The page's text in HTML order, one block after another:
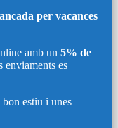
per vacances
amb un 5% de
enviaments es
estiu i unes